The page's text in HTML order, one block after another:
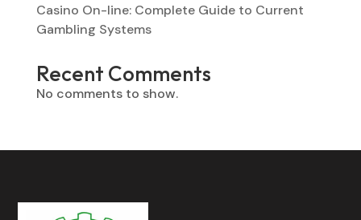
Casino On-line: Complete Guide to Current
Gambling Systems
Recent Comments
No comments to show.